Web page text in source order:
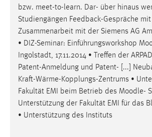
bzw. meet-to-learn. Dar- über hinaus
Studiengängen Feedback-Gespräche
Zusammenarbeit mit der Siemens AG
• DIZ-Seminar: Einführungsworkshop
Ingolstadt, 17.11.2014 • Treffen der
Patent-Anmeldung und Patent- [...]
Kraft-Wärme-Kopplungs-Zentrums •
Fakultät EMI beim Betrieb des Moodle-
Unterstützung der Fakultät EMI für das
• Unterstützung des Instituts